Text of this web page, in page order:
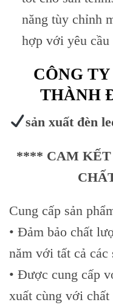
năng tùy chỉnh
hợp với yêu cầu
CÔNG
THÀNH
sản xuất đèn
**** CAM KẾT
Cung cấp sản
• Đảm bảo chất
năm với tất cả các
• Được cung cấp
xuất cùng với